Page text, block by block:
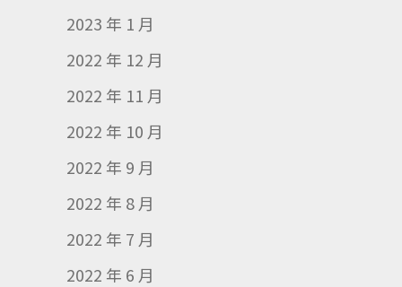
2023 年 1 月
2022 年 12 月
2022 年 11 月
2022 年 10 月
2022 年 9 月
2022 年 8 月
2022 年 7 月
2022 年 6 月